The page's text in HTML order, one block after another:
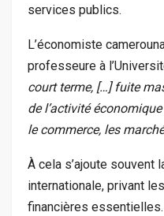
services publics.
L’économiste
professeure à
court terme, […] fuite
de l’activité
le commerce, les
À cela s’ajoute souvent
internationale, privant
financières essentielles.